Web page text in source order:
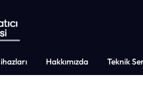
Hakkımızda Teknik